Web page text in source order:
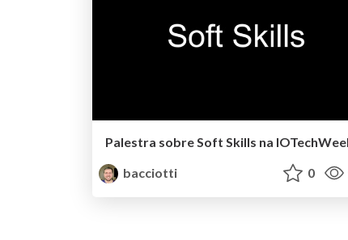
Palestra sobre Soft Skills na
bacciotti
0